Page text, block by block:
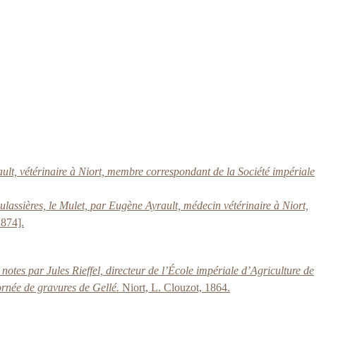
vétérinaire à Niort, membre correspondant de la Société impériale
le Mulet, par Eugène Ayrault, médecin vétérinaire à Niort,
par Jules Rieffel, directeur de l’École impériale d’Agriculture de
de gravures de Gellé. Niort, L. Clouzot, 1864.